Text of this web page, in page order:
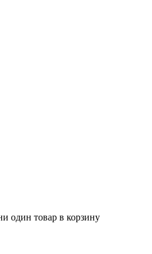
один товар в корзину